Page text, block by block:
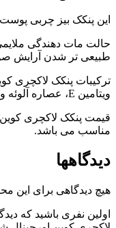
این پنکک بیز چربی
حالت مات دهندگی
طبیعی تر شدن آرایش
ترکیبات پنکک لاکچری
ویتامین E، عصاره آلوئه ورا با ۲۵ spf می باشد.
قیمت پنکک لاکچری
مناسب می باشد.
دیدگاهها
هیچ دیدگاهی برای این
اولین نفری باشید که